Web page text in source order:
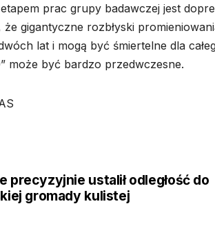
prac grupy badawczej jest
że gigantyczne rozbłyski
lat i mogą być śmiertelne dla
może być bardzo przedwczesne.
precyzyjnie ustalił odległość do
gromady kulistej